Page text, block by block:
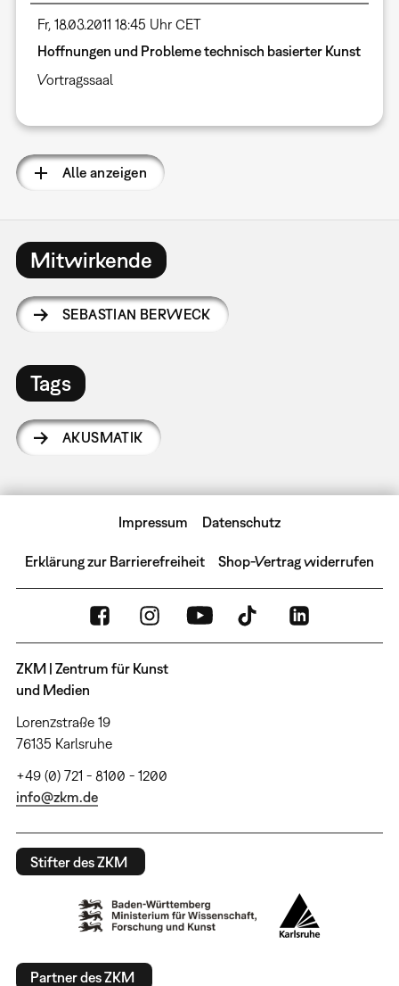
Fr, 18.03.2011 18:45 Uhr CET
Hoffnungen und Probleme technisch basierter Kunst
Vortragssaal
Alle anzeigen
Mitwirkende
SEBASTIAN BERWECK
Tags
AKUSMATIK
Impressum Datenschutz
Erklärung zur Barrierefreiheit Shop-Vertrag widerrufen
ZKM | Zentrum für Kunst
und Medien
Lorenzstraße 19
76135 Karlsruhe
+49 (0) 721 - 8100 - 1200
info@zkm.de
Stifter des ZKM
Partner des ZKM